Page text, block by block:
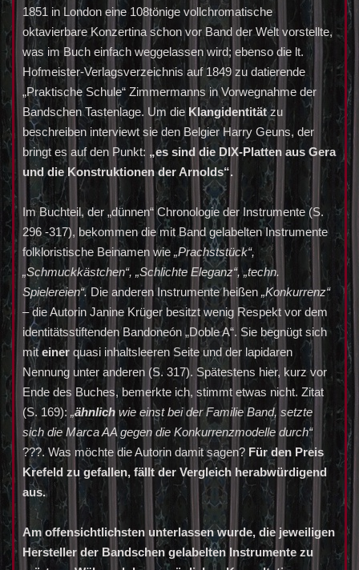
1851 in London eine 108tönige vollchromatische
oktavierbare Konzertina schon vor Band der Welt vorstellte,
was im Buch einfach weggelassen wird; ebenso die lt.
Hofmeister-Verlagsverzeichnis auf 1849 zu datierende
„Praktische Schule“ Zimmermanns in Vorwegnahme der
Bandschen Tastenlage. Um die Klangidentitätzu
beschreiben interviewt sie den Belgier Harry Geuns, der
bringt es auf den Punkt: „es sind die DIX-Platten aus Gera
und die Konstruktionen der Arnolds“.
Im Buchteil, der „dünnen“ Chronologie der Instrumente (S.
296 -317), bekommen die mit Band gelabelten Instrumente
folkloristische Beinamen wie „Prachststück“,
„Schmuckkästchen“, „Schlichte Eleganz“, „techn.
Spielereien“. Die anderen Instrumente heißen „Konkurrenz“
–die Autorin Janine Krüger besitzt wenig Respekt vor dem
identitätsstiftenden Bandoneón „Doble A“. Sie begnügt sich
miteiner quasi inhaltsleeren Seite und der lapidaren
Nennung unter anderen (S. 317). Spätestens hier, kurz vor
Ende des Buches, bemerkte ich, stimmt etwas nicht. Zitat
(S. 169): „ähnlichwie einst bei der Familie Band, setzte
sich die Marca AA gegen die Konkurrenzmodelle durch“
???. Was möchte die Autorin damit sagen? Für den Preis
Krefeld zu gefallen, fällt der Vergleich herabwürdigend
aus.
Am offensichtlichsten unterlassen wurde, die jeweiligen
Hersteller der Bandschen gelabelten Instrumente zu